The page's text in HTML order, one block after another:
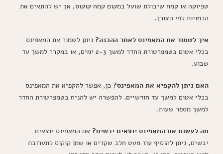
טפיוקה או קמח שיבולת שועל במקום קמח קוקוס, אך יש להתאים את
הכמויות לפי הצורך.
איך לשמור את המאפינס לאחר ההכנה? ניתן לשמור את המאפינס
בכלי אטום בטמפרטורת החדר למשך 2-3 ימים, או במקרר למשך עד
שבוע.
האם ניתן להקפיא את המאפינס? כן, אפשר להקפיא את המאפינס
בכלי אטום למשך עד חודשיים. להפשרה יש להניח בטמפרטורת החדר
למשך מספר שעות.
מה לעשות אם המאפינס יוצאים יבשים? אם המאפינס יוצאים
יבשים, ניתן להוסיף עוד מעט חלב שקדים או שמן קוקוס לתערובת